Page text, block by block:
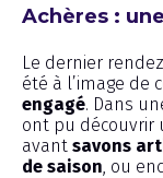
Achères :
Le dernier
été à l’image de
engagé. Dans
ont pu découvrir
avant savons
de saison , ou